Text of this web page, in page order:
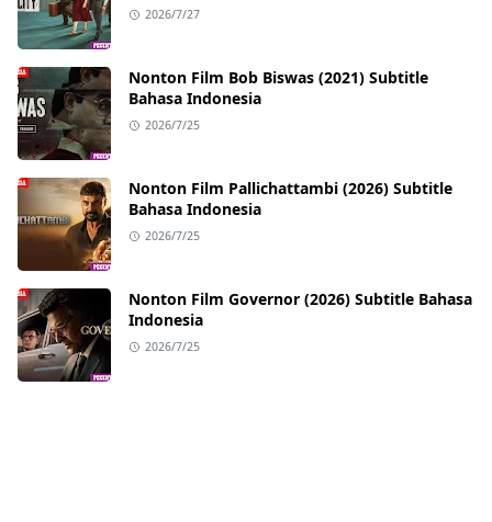
2026/7/27
Nonton Film Bob Biswas (2021) Subtitle
Bahasa Indonesia
2026/7/25
Nonton Film Pallichattambi (2026) Subtitle
Bahasa Indonesia
2026/7/25
Nonton Film Governor (2026) Subtitle Bahasa
Indonesia
2026/7/25